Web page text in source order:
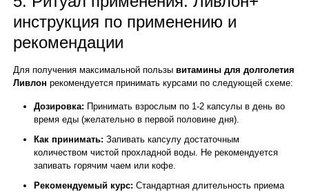
инструкция по применению и
рекомендации
Для получения максимальной пользывитамины для долголетия
Ливлон рекомендуется принимать курсами по следующей схеме:
Дозировка: Принимать взрослым по 1-2 капсулы в день во
время еды (желательно в первой половине дня).
Как принимать: Запивать капсулу достаточным
количеством чистой прохладной воды. Не рекомендуется
запивать горячим чаем или кофе.
Рекомендуемый курс: Стандартная длительность приема